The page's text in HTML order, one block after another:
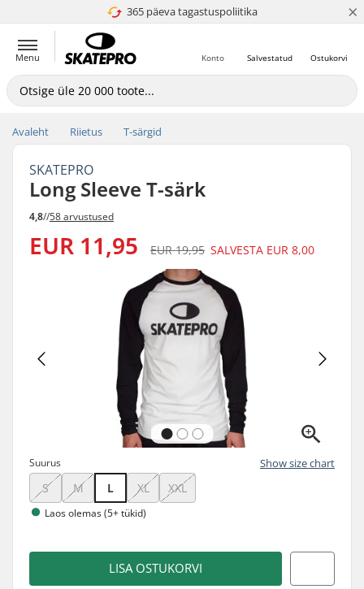
365 päeva tagastuspoliitika
4.8 paljaks 5 ×
Menu Ostukorvi
Salvestatud
Konto
Avaleht Riietus T-särgid
SKATEPRO
Long Sleeve T-särk
4,8//58 arvustused
EUR 11,95 EUR 19,95 SALVESTA EUR 8,00
Suurus Show size chart
S M L XL XXL
Laos olemas (5+ tükid)
LISA OSTUKORVI